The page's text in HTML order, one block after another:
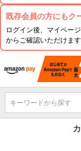
既存会員の方にもク
ログイン後、マイペー
からご確認いただけます
キーワードから探す